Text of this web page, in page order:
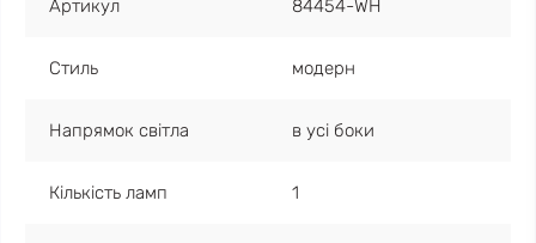
Артикул 84454-WH
Стиль модерн
Напрямок світла в усі боки
Кількість ламп 1